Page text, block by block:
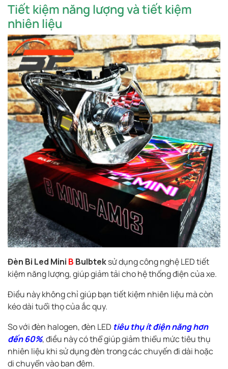
Tiết kiệm năng lượng và tiết kiệm
nhiên liệu
Đèn Bi Led Mini B Bulbteksử dụng công nghệ LED tiết
kiệm năng lượng, giúp giảm tải cho hệ thống điện của xe.
Điều này không chỉ giúp bạn tiết kiệm nhiên liệu mà còn
kéo dài tuổi thọ của ắc quy.
So với đèn halogen, đèn LED tiêu thụ ít điện năng hơn
đến 60%, điều này có thể giúp giảm thiểu mức tiêu thụ
nhiên liệu khi sử dụng đèn trong các chuyến đi dài hoặc
di chuyển vào ban đêm.